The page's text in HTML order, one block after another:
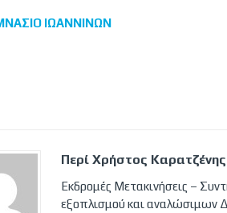
ΙΩΑΝΝΙΝΩΝ
Περί Χρήστος Καρατζένης
Εκδρομές Μετακινήσεις –
εξοπλισμού και αναλώσιμων